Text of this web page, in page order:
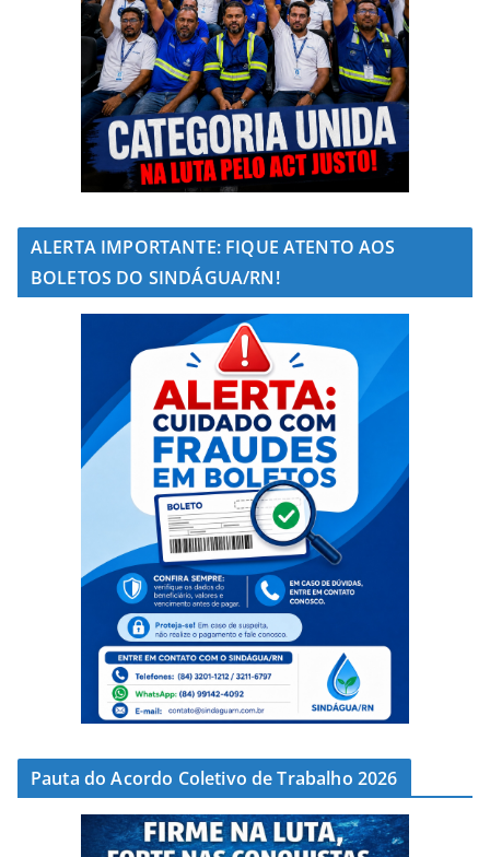
ALERTA IMPORTANTE: FIQUE ATENTO AOS
BOLETOS DO SINDÁGUA/RN!
Pauta do Acordo Coletivo de Trabalho 2026